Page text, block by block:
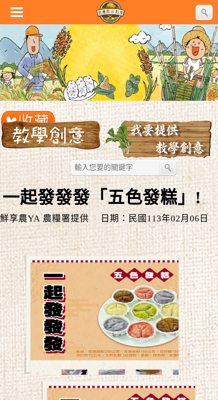
一起發發發「五色發糕」!
鮮享農YA 農糧署提供 日期：民國113年02月06日